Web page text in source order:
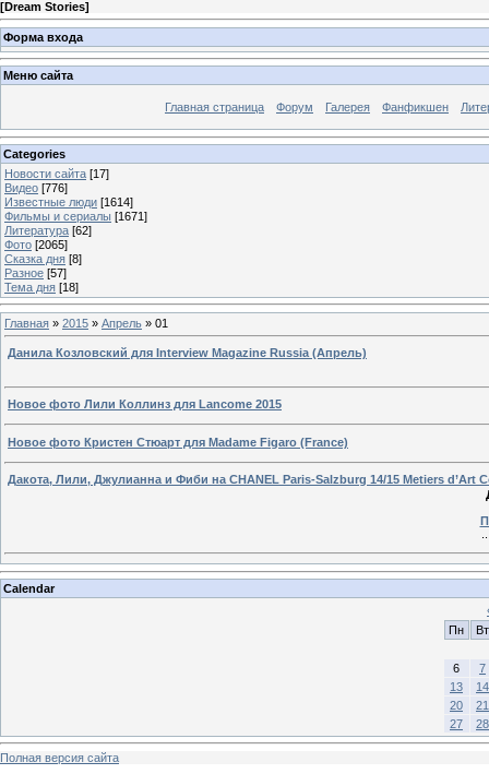
[Dream Stories]
Форма входа
Меню сайта
Главная страница Форум Галерея Фанфикшен
Categories
Новости сайта [17]
Видео [776]
Известные люди [1614]
Фильмы и сериалы [1671]
Литература [62]
Фото [2065]
Сказка дня [8]
Разное [57]
Тема дня [18]
Главная » 2015 » Апрель » 01
Данила Козловский для Interview Magazine Russia (Апрель)
Новое фото Лили Коллинз для Lancome 2015
Новое фото Кристен Стюарт для Madame Figaro (France)
Дакота, Лили, Джулианна и Фиби на CHANEL Paris-Salzburg 14/15 Metiers d’Art
Calendar
Пн
Вт
6
7
13
14
20
21
27
28
Полная версия сайта